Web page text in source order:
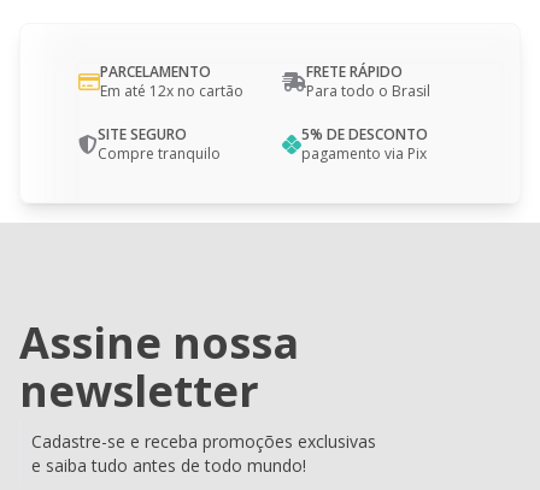
PARCELAMENTO
Em até 12x no cartão
FRETE RÁPIDO
Para todo o Brasil
SITE SEGURO
Compre tranquilo
5% DE DESCONTO
pagamento via Pix
Assine nossa
newsletter
Cadastre-se e receba promoções exclusivas
e saiba tudo antes de todo mundo!